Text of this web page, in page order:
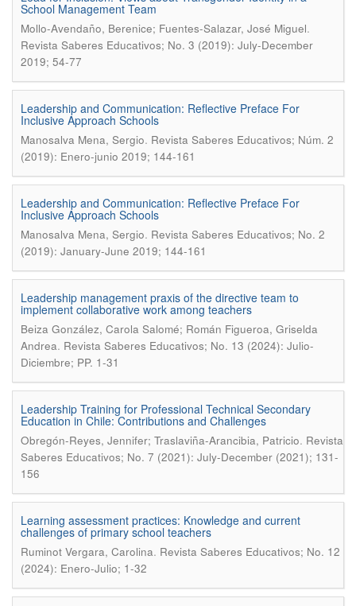
School Management Team
Mollo-Avendaño, Berenice; Fuentes-Salazar, José Miguel.
Revista Saberes Educativos; No. 3 (2019): July-December
2019; 54-77
Leadership and Communication: Reflective Preface For
Inclusive Approach Schools
Manosalva Mena, Sergio. Revista Saberes Educativos; Núm. 2
(2019): Enero-junio 2019; 144-161
Leadership and Communication: Reflective Preface For
Inclusive Approach Schools
Manosalva Mena, Sergio. Revista Saberes Educativos; No. 2
(2019): January-June 2019; 144-161
Leadership management praxis of the directive team to
implement collaborative work among teachers
Beiza González, Carola Salomé; Román Figueroa, Griselda
Andrea. Revista Saberes Educativos; No. 13 (2024): Julio-
Diciembre; PP. 1-31
Leadership Training for Professional Technical Secondary
Education in Chile: Contributions and Challenges
Obregón-Reyes, Jennifer; Traslaviña-Arancibia, Patricio. Revista
Saberes Educativos; No. 7 (2021): July-December (2021); 131-
156
Learning assessment practices: Knowledge and current
challenges of primary school teachers
Ruminot Vergara, Carolina. Revista Saberes Educativos; No. 12
(2024): Enero-Julio; 1-32